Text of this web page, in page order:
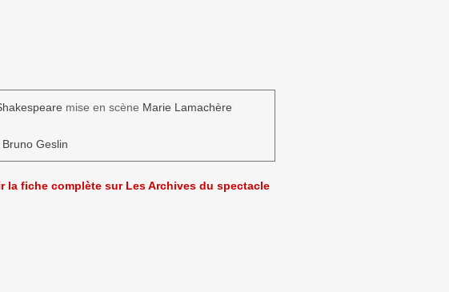
mise en scène Marie Lamachère
Bruno Geslin
la fiche complète sur Les Archives du spectacle